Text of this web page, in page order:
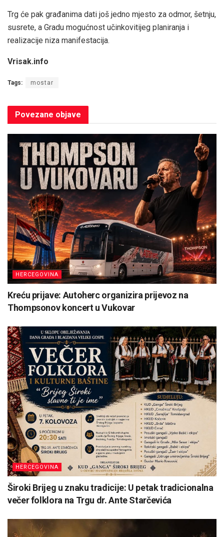
Trg će pak građanima dati još jedno mjesto za odmor, šetnju,
susrete, a Gradu mogućnost učinkovitijeg planiranja i
realizacije niza manifestacija.
Vrisak.info
Tags: mostar
Povezane objave
HERCEGOVINA
Kreću prijave: Autoherc organizira prijevoz na
Thompsonov koncert u Vukovar
HERCEGOVINA
Široki Brijeg u znaku tradicije: U petak tradicionalna
večer folklora na Trgu dr. Ante Starčevića